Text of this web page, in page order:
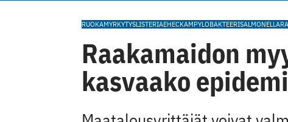
RUOKAMYRKYTYSLISTERIAEHECKAMPYLOBAKTEERISALMONELLA
Raakamaidon
kasvaako